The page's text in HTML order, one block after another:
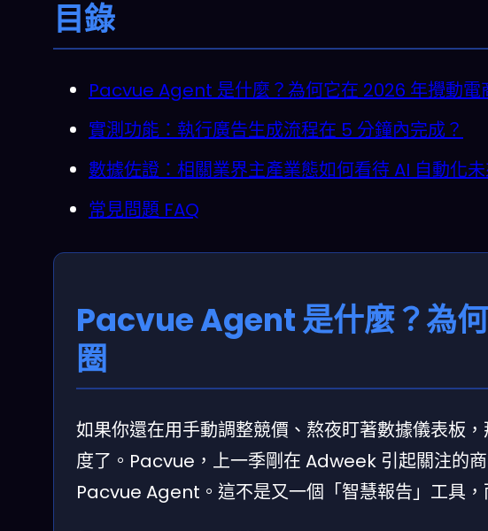
目錄
Pacvue Agent 是什麼？為何它在 2026 年攪動電
實測功能：執行廣告生成流程在 5 分鐘內完成？
數據佐證：相關業界主產業態如何看待 AI 自動化
常見問題 FAQ
Pacvue Agent 是什麼？為
圈
如果你還在用手動調整競價、熬夜盯著數據儀表板
度了。Pacvue，上一季剛在 Adweek 引起關注的
Pacvue Agent。這不是又一個「智慧報告」工具